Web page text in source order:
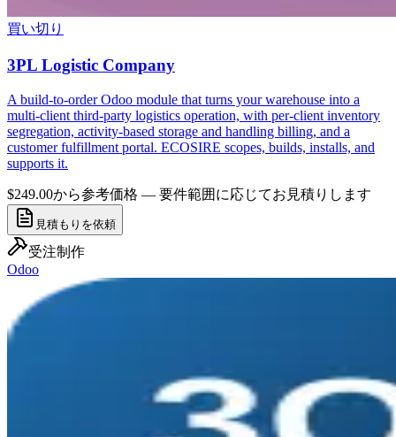
買い切り
3PL Logistic Company
A build-to-order Odoo module that turns your warehouse into a
multi-client third-party logistics operation, with per-client inventory
segregation, activity-based storage and handling billing, and a
customer fulfillment portal. ECOSIRE scopes, builds, installs, and
supports it.
$249.00から参考価格 — 要件範囲に応じてお見積りします
見積もりを依頼
受注制作
Odoo